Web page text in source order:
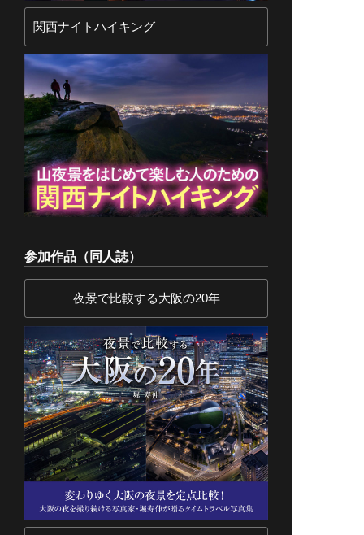
関西ナイトハイキング
参加作品（同人誌）
夜景で比較する大阪の20年